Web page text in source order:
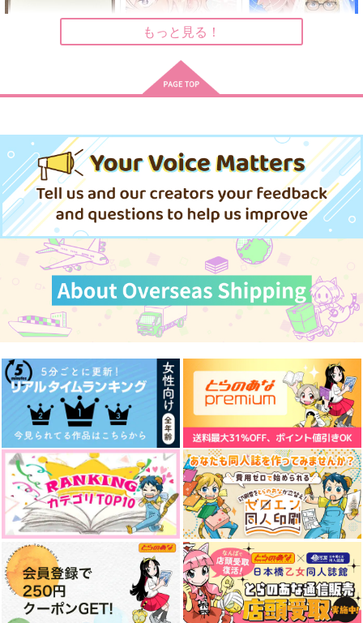
CHI_LOW!!!
787円（税込）
オールキャラ
サンプル
作品詳細
472円（税込）
赤井秀一×安室透
サンプル
Bonito
4,479 円（税込）
赤井秀一×安室透
サンプル
エンドオブザワールド
タチバナ
715円（税込）
赤井秀一×安室透
サンプル
作品詳細
僕、浮気します！
Apuri
787円（税込）
赤井秀一×安室透
サンプル
作品詳細
くろがねのAKAM
ひなたぼっこ
572円（税込）
赤井秀一×安室透
サンプル
作品詳細
SIGH-LAND
専売 220 （税込）
名探偵コナン
赤井秀一×安室透
サンプル
カート
おなかすいた
専売 880円（税込）
赤井秀一×安室透
サンプル
赤安書いてみた ウェ
ディング・イブ編
イツメントリオ
787円 （税込）
名探偵コナン
赤井秀一×安室透
サンプル
容疑者は推しカプ殺人
事件
湯田之坊
専売 1,540円
名探偵コナン
赤井秀一×安室透
サンプル
aly’s illust log book
vol.2
ありの巣
専売 394円（税込）
名探偵コナン
赤井秀一×安室透
サンプル
キスしても、友達
asterism
専売 1,572円（税込）
名探偵コナン
赤井秀一×安室透
サンプル
もっと見る！